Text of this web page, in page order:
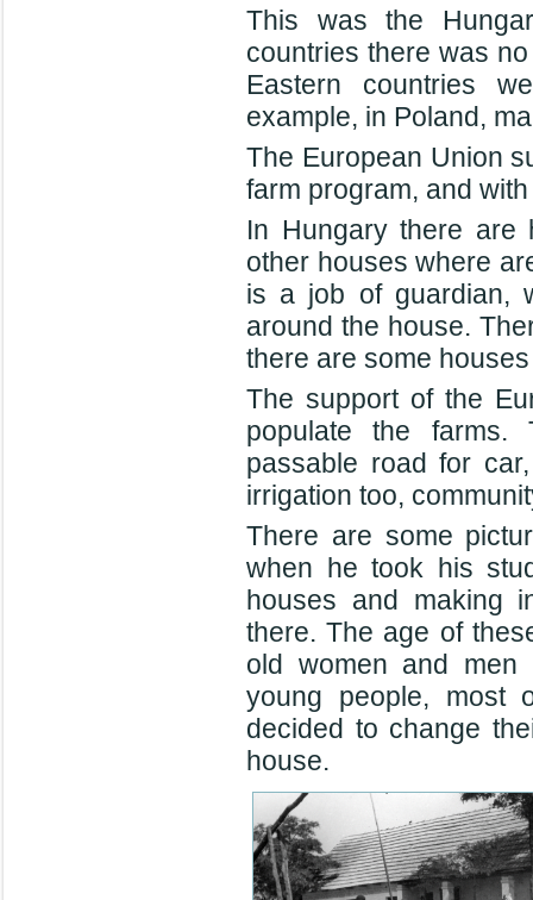
This was the
countries there was
Eastern countries
example, in Poland,
The European Union
farm program, and
In Hungary there are
other houses where
is a job of guardian,
around the house.
there are some
The support of the
populate the farms.
passable road for
irrigation too,
There are some
when he took his
houses and making
there. The age of
old women and
young people, most
decided to change
house.